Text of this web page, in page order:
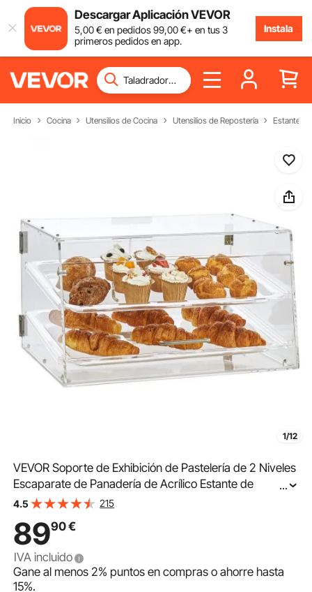
Descargar Aplicación VEVOR
5,00€ en pedidos99,00€+ en tus 3
primeros pedidos en app.
Instala
Inicio Cocina Utensilios de Cocina Utensilios de Repostería Estante
1/12
VEVOR Soporte de Exhibición de Pastelería de 2 Niveles
Escaparate de Panadería de Acrílico Estante de
Presentación de Pastelería Extraíble para Pan, Postre,
...
4.5 215
8990€
IVA incluido
Gane al menos2% puntos en compras o ahorre hasta
15%.